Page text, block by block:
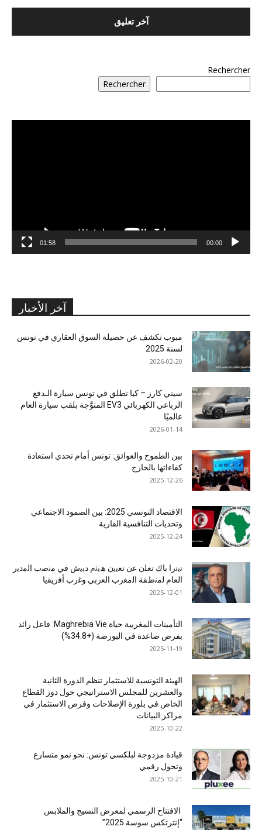
Rechercher
Rechercher
00:00
01:58
آخر الأخبار
مبوب تكشف عن حصيلة السوق العقاري في تونس
لسنة 2025
2026-02-20
سيتي كارز – كيا تطلق في تونس سيارة الـدفع
الرباعي الكهربائي EV3 المتوَّجة بلقب سيارة العام
عالميًا
2026-01-14
بين الطموح والعوائق: تونس أمام تحدي استعادة
كفاءاتها بالخارج
2025-12-26
الاقتصاد التونسي 2025: بين الصمود الاجتماعي
وتحديات التنافسية القارية
2025-12-24
ﺗﯾﺗرا ﺑﺎك ﺗﻌﻠن ﻋن ﺗﻌﯾﯾن ھﯾﺛم دﺑﯾش ﻓﻲ ﻣﻧﺻب اﻟﻣدﯾر
اﻟﻌﺎم ﻟﻣﻧطﻘﺔ اﻟﻣﻐرب اﻟﻌرﺑﻲ وﻏرب أﻓرﯾﻘﯾﺎ
2025-12-01
التأمينات المغربية حياة Maghrebia Vie: فاعل رائد
بفرص صاعدة في البورصة (+34.8%)
2025-11-19
الهيئة التونسية للاستثمار تنظم الدورة الثانية
والعشرين للمجلس الاستراتيجي حول دور القطاع
الخاص في بلورة الإصلاحات وفرص الاستثمار في
مراكز البيانات
2025-10-22
قيادة مزدوجة لبلكسي تونس: نحو نمو متسارع
وتحول رقمي
2025-10-21
الافتتاح الرسمي لمعرض النسيج والملابس
“إنترتكس سوسة 2025”